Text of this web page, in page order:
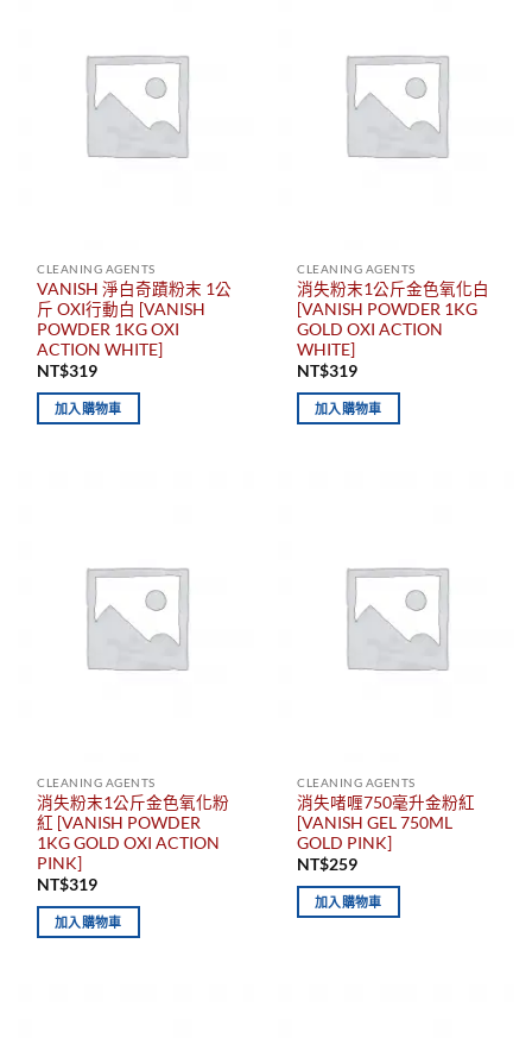
CLEANING AGENTS
VANISH 淨白奇蹟粉末 1公
斤 OXI行動白 [VANISH
POWDER 1KG OXI
ACTION WHITE]
NT$319
加入購物車
CLEANING AGENTS
消失粉末1公斤金色氧化白
[VANISH POWDER 1KG
GOLD OXI ACTION
WHITE]
NT$319
加入購物車
CLEANING AGENTS
消失粉末1公斤金色氧化粉
紅 [VANISH POWDER
1KG GOLD OXI ACTION
PINK]
NT$319
加入購物車
CLEANING AGENTS
消失啫喱750毫升金粉紅
[VANISH GEL 750ML
GOLD PINK]
NT$259
加入購物車